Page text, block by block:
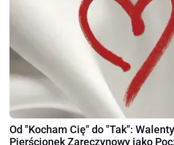
Od "Kocham Cię" do "Tak":
Pierścionek Zaręczynowy jako